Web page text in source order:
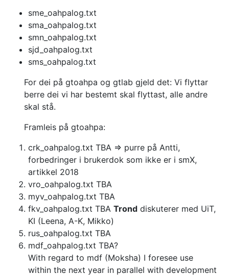
sme_oahpalog.txt
sma_oahpalog.txt
smn_oahpalog.txt
sjd_oahpalog.txt
sms_oahpalog.txt
For dei på gtoahpa og gtlab gjeld det: Vi flyttar
berre dei vi har bestemt skal flyttast, alle andre
skal stå.
Framleis på gtoahpa:
crk_oahpalog.txt TBA => purre på Antti,
forbedringer i brukerdok som ikke er i smX,
artikkel 2018
vro_oahpalog.txt TBA
myv_oahpalog.txt TBA
fkv_oahpalog.txt TBA Trond diskuterer med UiT,
KI (Leena, A-K, Mikko)
rus_oahpalog.txt TBA
mdf_oahpalog.txt TBA?
With regard to mdf (Moksha) I foresee use
within the next year in parallel with development